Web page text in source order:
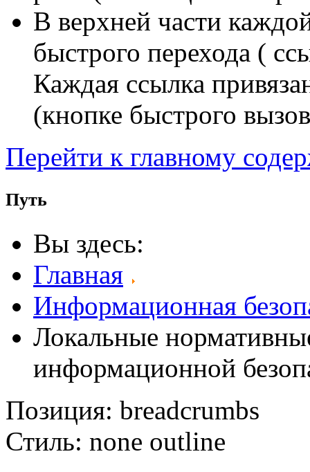
В верхней части
быстрого перехода (
Каждая ссылка
(кнопке быстрого
Перейти к главному
Путь
Вы здесь:
Главная
Информационная
Локальные
информационной
Позиция: breadcrumbs
Стиль: none outline